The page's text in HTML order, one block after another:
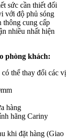
sức cần thiết đối
với độ phủ sóng
thông cung cấp
nhiều nhất hiện
phòng khách:
thể thay đổi các vị
hàng
hãng Cariny
khi đặt hàng (Giao